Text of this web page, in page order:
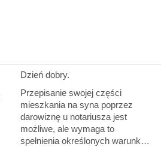
Dzień dobry.
Przepisanie swojej części
mieszkania na syna poprzez
darowiznę u notariusza jest
możliwe, ale wymaga to
spełnienia określonych warunk…